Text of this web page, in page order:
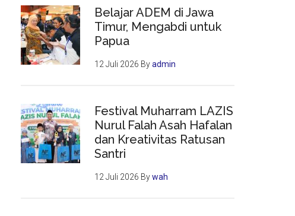
Belajar ADEM di Jawa
Timur, Mengabdi untuk
Papua
12 Juli 2026 Byadmin
Festival Muharram LAZIS
Nurul Falah Asah Hafalan
dan Kreativitas Ratusan
Santri
12 Juli 2026 Bywah